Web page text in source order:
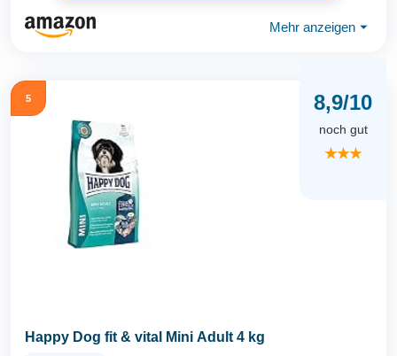
Mehr anzeigen ⏷
5 8,9/10
noch gut
★★★
Happy Dog fit & vital Mini Adult 4 kg